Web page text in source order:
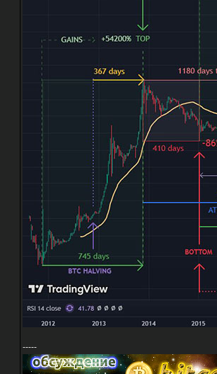
-----